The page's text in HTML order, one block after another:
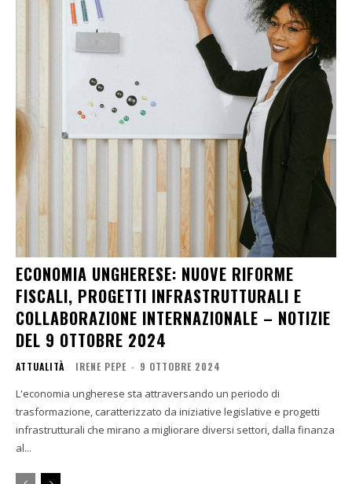
ECONOMIA UNGHERESE: NUOVE RIFORME
FISCALI, PROGETTI INFRASTRUTTURALI E
COLLABORAZIONE INTERNAZIONALE – NOTIZIE
DEL 9 OTTOBRE 2024
ATTUALITÀ IRENE PEPE - 9 OTTOBRE 2024
L'economia ungherese sta attraversando un periodo di
trasformazione, caratterizzato da iniziative legislative e progetti
infrastrutturali che mirano a migliorare diversi settori, dalla finanza
al...